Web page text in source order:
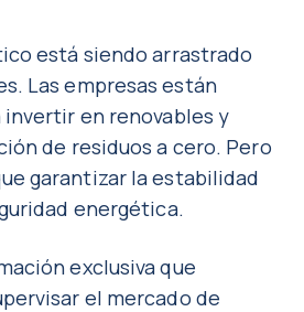
está siendo arrastrado
Las empresas están
invertir en renovables y
de residuos a cero. Pero
garantizar la estabilidad
energética.
exclusiva que
el mercado de